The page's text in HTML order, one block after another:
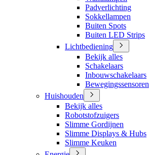
Padverlichting
Sokkellampen
Buiten Spots
Buiten LED Strips
Lichtbediening
Bekijk alles
Schakelaars
Inbouwschakelaars
Bewegingssensoren
Huishouden
Bekijk alles
Robotstofzuigers
Slimme Gordijnen
Slimme Displays & Hubs
Slimme Keuken